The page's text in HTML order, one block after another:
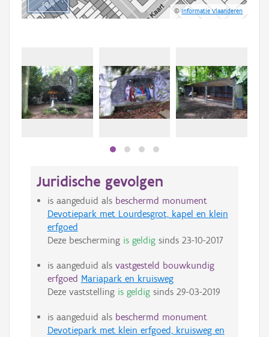
50 m
©Informatie Vlaanderen
Juridische gevolgen
is aangeduid als beschermd monument
Devotiepark met Lourdesgrot, kapel en klein
erfgoed
Deze bescherming is geldigsinds 23-10-2017
is aangeduid als vastgesteld bouwkundig
erfgoed Mariapark en kruisweg
Deze vaststelling is geldigsinds 29-03-2019
is aangeduid als beschermd monument
Devotiepark met klein erfgoed, kruisweg en